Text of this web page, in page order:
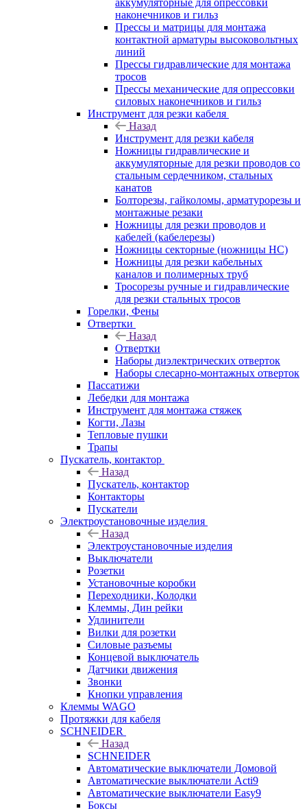
аккумуляторные для опрессовки
наконечников и гильз
Прессы и матрицы для монтажа
контактной арматуры высоковольтных
линий
Прессы гидравлические для монтажа
тросов
Прессы механические для опрессовки
силовых наконечников и гильз
Инструмент для резки кабеля
Назад
Инструмент для резки кабеля
Ножницы гидравлические и
аккумуляторные для резки проводов со
стальным сердечником, стальных
канатов
Болторезы, гайколомы, арматурорезы и
монтажные резаки
Ножницы для резки проводов и
кабелей (кабелерезы)
Ножницы секторные (ножницы НС)
Ножницы для резки кабельных
каналов и полимерных труб
Тросорезы ручные и гидравлические
для резки стальных тросов
Горелки, Фены
Отвертки
Назад
Отвертки
Наборы диэлектрических отверток
Наборы слесарно-монтажных отверток
Пассатижи
Лебедки для монтажа
Инструмент для монтажа стяжек
Когти, Лазы
Тепловые пушки
Трапы
Пускатель, контактор
Назад
Пускатель, контактор
Контакторы
Пускатели
Электроустановочные изделия
Назад
Электроустановочные изделия
Выключатели
Розетки
Установочные коробки
Переходники, Колодки
Клеммы, Дин рейки
Удлинители
Вилки для розетки
Силовые разъемы
Концевой выключатель
Датчики движения
Звонки
Кнопки управления
Клеммы WAGO
Протяжки для кабеля
SCHNEIDER
Назад
SCHNEIDER
Автоматические выключатели Домовой
Автоматические выключатели Acti9
Автоматические выключатели Easy9
Боксы